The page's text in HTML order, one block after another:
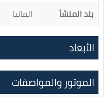
بلد المنشأ
المانيا
الأبعاد
الموتور والمواصفات